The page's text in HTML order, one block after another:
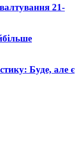
21-
Буде, але є